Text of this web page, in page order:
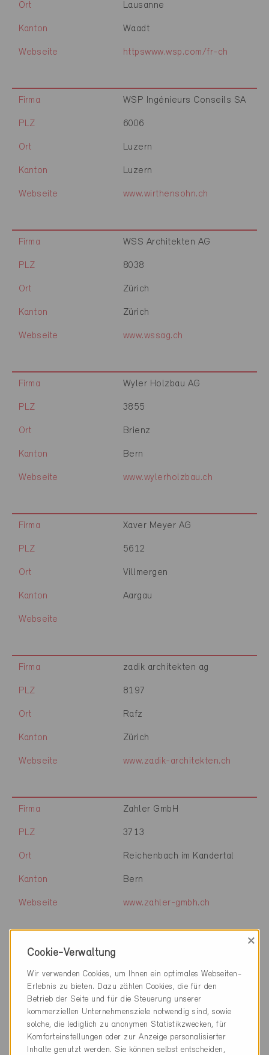
Ort Lausanne
Kanton Waadt
Webseite httpswww.wsp.com/fr-ch
Firma WSP Ingénieurs Conseils SA
PLZ 6006
Ort Luzern
Kanton Luzern
Webseite www.wirthensohn.ch
Firma WSS Architekten AG
PLZ 8038
Ort Zürich
Kanton Zürich
Webseite www.wssag.ch
Firma Wyler Holzbau AG
PLZ 3855
Ort Brienz
Kanton Bern
Webseite www.wylerholzbau.ch
Firma Xaver Meyer AG
PLZ 5612
Ort Villmergen
Kanton Aargau
Webseite
Firma zadik architekten ag
PLZ 8197
Ort Rafz
Kanton Zürich
Webseite www.zadik-architekten.ch
Firma Zahler GmbH
PLZ 3713
Ort Reichenbach im Kandertal
Kanton Bern
Webseite www.zahler-gmbh.ch
Firma
PLZ 3439
Ort Ranflüh
Kanton Bern
Webseite www.zaugg-architektur.ch
Cookie-Verwaltung
×
Wir verwenden Cookies, um Ihnen ein optimales Webseiten-
Erlebnis zu bieten. Dazu zählen Cookies, die für den
Betrieb der Seite und für die Steuerung unserer
kommerziellen Unternehmensziele notwendig sind, sowie
solche, die lediglich zu anonymen Statistikzwecken, für
Komforteinstellungen oder zur Anzeige personalisierter
Inhalte genutzt werden. Sie können selbst entscheiden,